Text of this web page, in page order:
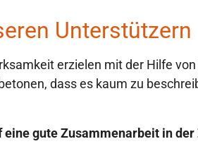
Unterstützern
erzielen mit der Hilfe
dass es kaum zu
gute Zusammenarbeit in der